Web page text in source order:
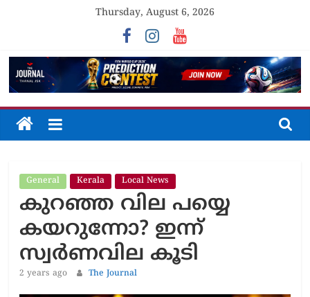
Thursday, August 6, 2026
The
Unfolding
The
General Kerala Local News
കുറഞ്ഞ വില പയ്യെ
കയറുന്നോ? ഇന്ന്
സ്വര്‍ണവില കൂടി
2 years ago The Journal